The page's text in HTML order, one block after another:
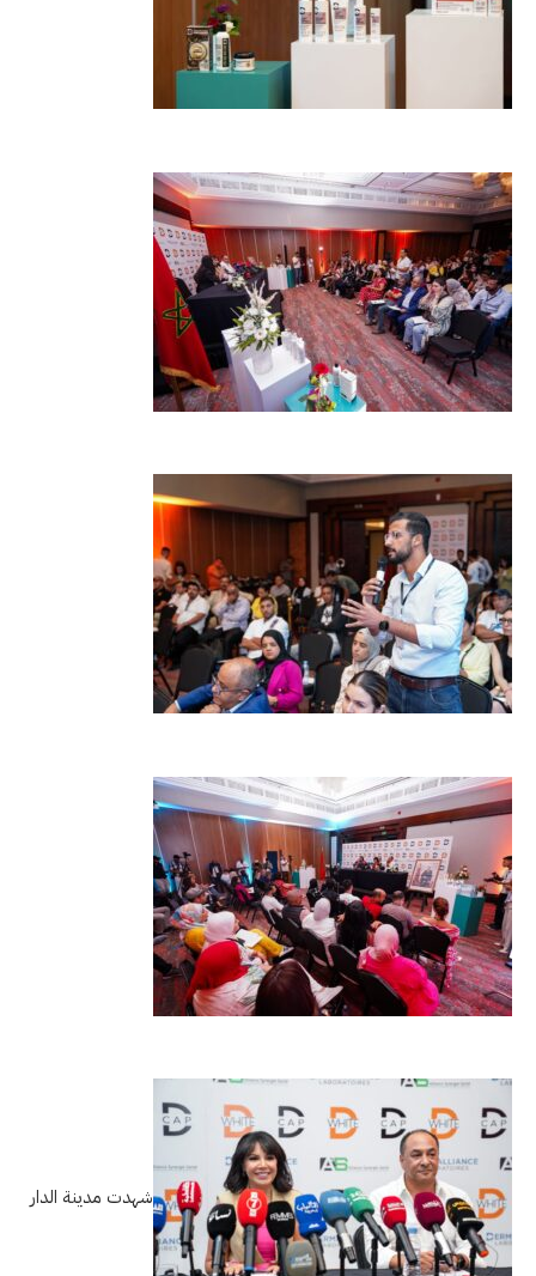
شهدت مدينة الدار